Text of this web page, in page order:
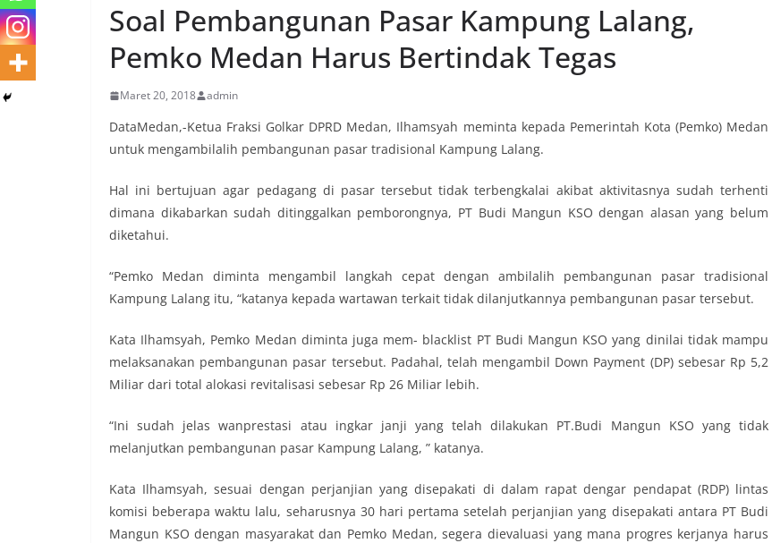
Soal Pembangunan Pasar Kampung Lalang,
Pemko Medan Harus Bertindak Tegas
Maret 20, 2018 admin
DataMedan,-Ketua Fraksi Golkar DPRD Medan, Ilhamsyah meminta kepada Pemerintah Kota (Pemko) Medan
untuk mengambilalih pembangunan pasar tradisional Kampung Lalang.
Hal ini bertujuan agar pedagang di pasar tersebut tidak terbengkalai akibat aktivitasnya sudah terhenti
dimana dikabarkan sudah ditinggalkan pemborongnya, PT Budi Mangun KSO dengan alasan yang belum
diketahui.
“Pemko Medan diminta mengambil langkah cepat dengan ambilalih pembangunan pasar tradisional
Kampung Lalang itu, “katanya kepada wartawan terkait tidak dilanjutkannya pembangunan pasar tersebut.
Kata Ilhamsyah, Pemko Medan diminta juga mem- blacklist PT Budi Mangun KSO yang dinilai tidak mampu
melaksanakan pembangunan pasar tersebut. Padahal, telah mengambil Down Payment (DP) sebesar Rp 5,2
Miliar dari total alokasi revitalisasi sebesar Rp 26 Miliar lebih.
“Ini sudah jelas wanprestasi atau ingkar janji yang telah dilakukan PT.Budi Mangun KSO yang tidak
melanjutkan pembangunan pasar Kampung Lalang, ” katanya.
Kata Ilhamsyah, sesuai dengan perjanjian yang disepakati di dalam rapat dengar pendapat (RDP) lintas
komisi beberapa waktu lalu, seharusnya 30 hari pertama setelah perjanjian yang disepakati antara PT Budi
Mangun KSO dengan masyarakat dan Pemko Medan, segera dievaluasi yang mana progres kerjanya harus